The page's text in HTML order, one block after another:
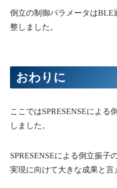
倒立の制御パラメータはBLE
整しました。
おわりに
ここではSPRESENSEによる
しました。
SPRESENSEによる倒立振子
実現に向けて大きな成果と言